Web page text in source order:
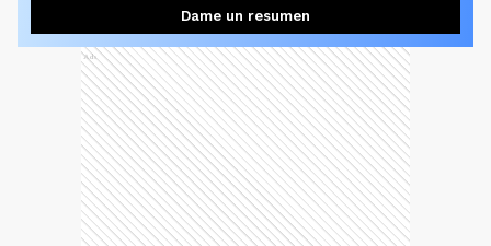
Dame un resumen
Ads